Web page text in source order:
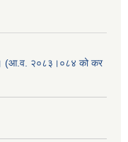
। (आ.व. २०८३।०८४ को कर